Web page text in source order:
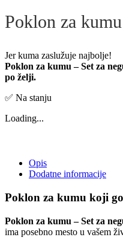
Poklon za
Jer kuma zaslužuje najbolje!
Poklon za kumu – Set za
po želji.
✅ Na stanju
Loading...
Opis
Dodatne informacije
Poklon za kumu koji
Poklon za kumu – Set za
ima posebno mesto u vašem